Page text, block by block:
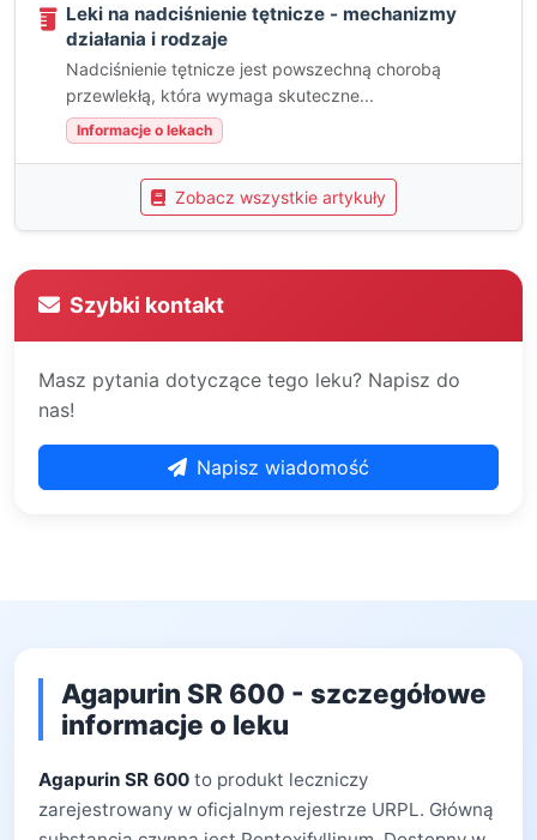
Leki na nadciśnienie tętnicze - mechanizmy
działania i rodzaje
Nadciśnienie tętnicze jest powszechną chorobą
przewlekłą, która wymaga skuteczne...
Informacje o lekach
Zobacz wszystkie artykuły
Szybki kontakt
Masz pytania dotyczące tego leku? Napisz do
nas!
Napisz wiadomość
Agapurin SR 600 - szczegółowe
informacje o leku
Agapurin SR 600 to produkt leczniczy
zarejestrowany w oficjalnym rejestrze URPL. Główną